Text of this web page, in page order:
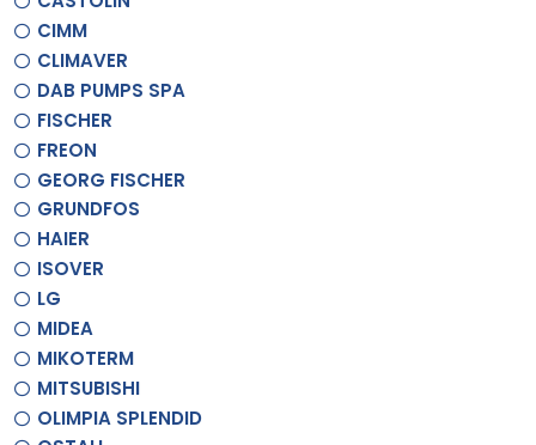
CIMM
CLIMAVER
DAB PUMPS SPA
FISCHER
FREON
GEORG FISCHER
GRUNDFOS
HAIER
ISOVER
LG
MIDEA
MIKOTERM
MITSUBISHI
OLIMPIA SPLENDID